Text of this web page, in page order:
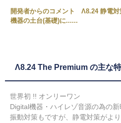
開発者からのコメント Λ8.24 静電対
機器の土台(基礎)に......
Λ8.24 The Premium の主な
世界初 !! オンリーワン
Digital機器・ハイレゾ音源の為の
振動対策もですが、静電対策がより